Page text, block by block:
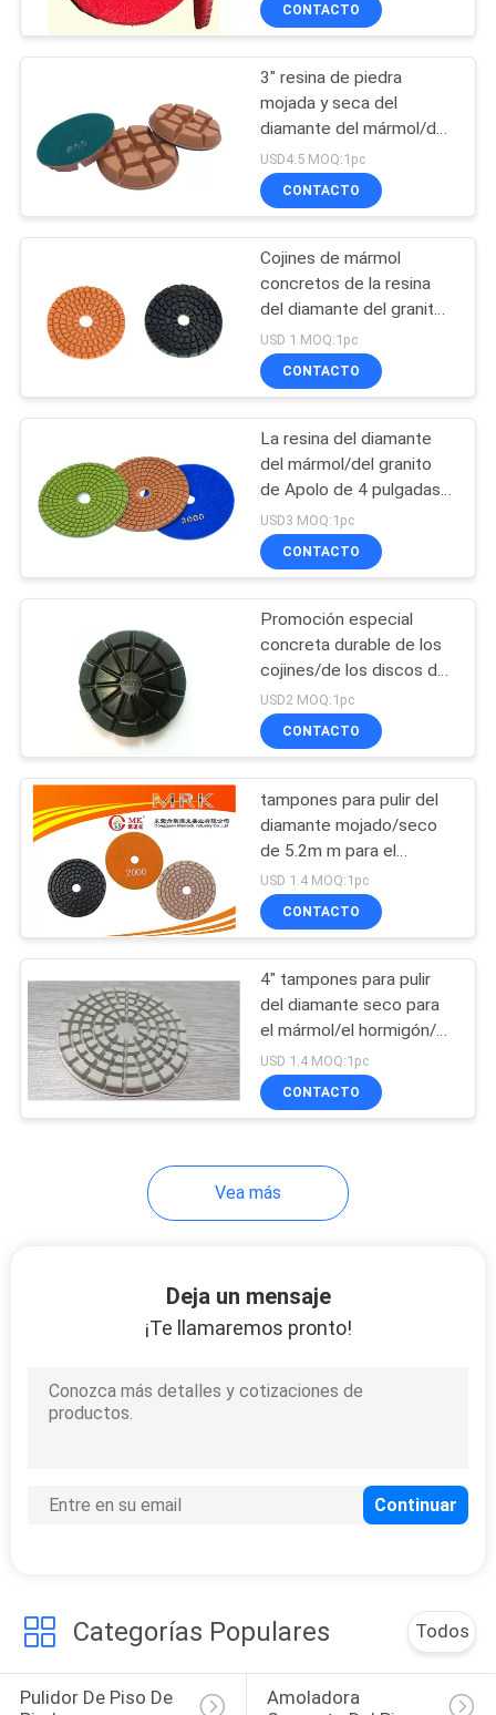
Agente endurecedor
concreto
Disco abrasivo del
diamante
Tampones para pulir
del diamante
89
Cojines de la resina
del diamante
Máquina de la
limpieza del piso
26
del piso
Polvo de pulido de
20
CONTACTO
3" resina de piedra
mojada y seca del
diamante del mármol/del
granito rellena
difícilmente
USD4.5 MOQ:1pc
CONTACTO
Cojines de mármol
concretos de la resina
del diamante del granito,
tampones para pulir
abrasivos de 3 pulgadas
USD 1 MOQ:1pc
CONTACTO
La resina del diamante
del mármol/del granito
de Apolo de 4 pulgadas
rellena el tipo mojado y
seco
USD3 MOQ:1pc
CONTACTO
Promoción especial
concreta durable de los
cojines/de los discos de
la resina del diamante
USD2 MOQ:1pc
CONTACTO
tampones para pulir del
diamante mojado/seco
de 5.2m m para el
hormigón/el pulidor del
terrazo
USD 1.4 MOQ:1pc
CONTACTO
4" tampones para pulir
del diamante seco para
el mármol/el hormigón/el
granito/la piedra
USD 1.4 MOQ:1pc
CONTACTO
Vea más
Deja un mensaje
¡Te llamaremos pronto!
Categorías Populares Todos
Pulidor De Piso De
Amoladora